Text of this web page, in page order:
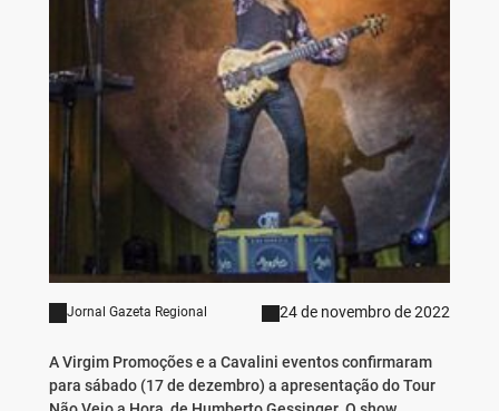
Jornal Gazeta Regional 24 de novembro de 2022
A Virgim Promoções e a Cavalini eventos confirmaram
para sábado (17 de dezembro) a apresentação do Tour